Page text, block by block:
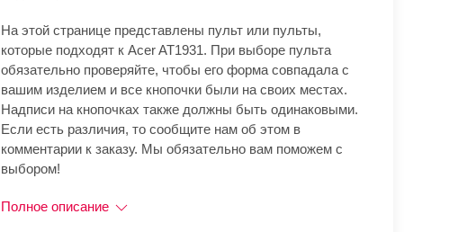
На этой странице представлены пульт или пульты,
которые подходят к Acer AT1931. При выборе пульта
обязательно проверяйте, чтобы его форма совпадала с
вашим изделием и все кнопочки были на своих местах.
Надписи на кнопочках также должны быть одинаковыми.
Если есть различия, то сообщите нам об этом в
комментарии к заказу. Мы обязательно вам поможем с
выбором!
Полное описание